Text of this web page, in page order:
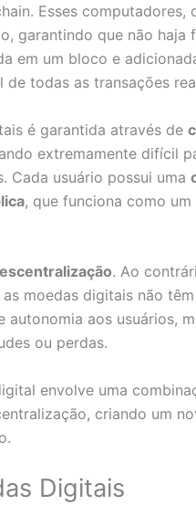
Esses computadores,
garantindo que não haja
em um bloco e
todas as transações
é garantida através de
extremamente difícil
Cada usuário possui uma
, que funciona como
. Ao
moedas digitais não
aos usuários,
ou perdas.
envolve uma
criando um
Digitais